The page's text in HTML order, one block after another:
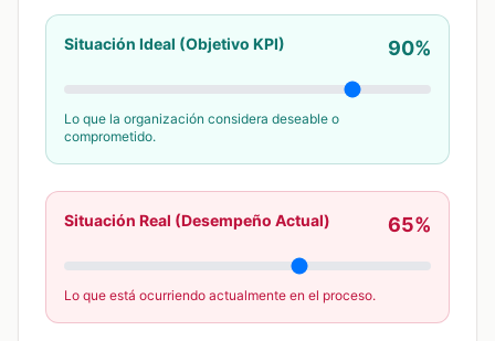
Situación Ideal (Objetivo KPI) 90%
Lo que la organización considera deseable o
comprometido.
Situación Real (Desempeño Actual) 65%
Lo que está ocurriendo actualmente en el proceso.